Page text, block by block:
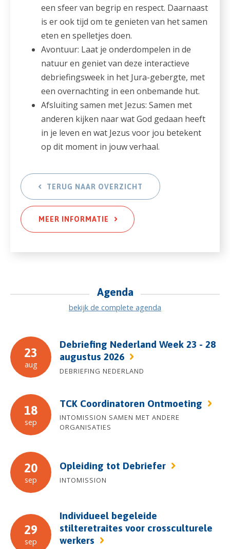
een sfeer van begrip en respect. Daarnaast
is er ook tijd om te genieten van het samen
eten en spelletjes doen.
Avontuur: Laat je onderdompelen in de
natuur en geniet van deze interactieve
debriefingsweek in het Jura-gebergte, met
een overnachting in een onbemande hut.
Afsluiting samen met Jezus: Samen met
anderen kijken naar wat God gedaan heeft
in je leven en wat Jezus voor jou betekent
op dit moment in jouw verhaal.
TERUG NAAR OVERZICHT
MEER INFORMATIE
Agenda
bekijk de complete agenda
23
aug
Debriefing Nederland Week 23 - 28
augustus 2026
DEBRIEFING NEDERLAND
18
sep
TCK Coordinatoren Ontmoeting
INTOMISSION SAMEN MET ANDERE
ORGANISATIES
20
sep
Opleiding tot Debriefer
INTOMISSION
29
sep
Individueel begeleide
stilteretraites voor crossculturele
werkers